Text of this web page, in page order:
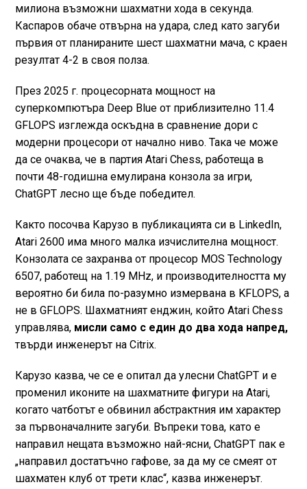
милиона възможни шахматни хода в секунда.
Каспаров обаче отвърна на удара, след като загуби
първия от планираните шест шахматни мача, с краен
резултат 4-2 в своя полза.
През 2025 г. процесорната мощност на
суперкомпютъра Deep Blue от приблизително 11.4
GFLOPS изглежда оскъдна в сравнение дори с
модерни процесори от начално ниво. Така че може
да се очаква, че в партия Atari Chess, работеща в
почти 48-годишна емулирана конзола за игри,
ChatGPT лесно ще бъде победител.
Както посочва Карузо в публикацията си в LinkedIn,
Atari 2600 има много малка изчислителна мощност.
Конзолата се захранва от процесор MOS Technology
6507, работещ на 1.19 MHz, и производителността му
вероятно би била по-разумно измервана в KFLOPS, а
не в GFLOPS. Шахматният енджин, който Atari Chess
управлява,мисли само с един до два хода напред,
твърди инженерът на Citrix.
Карузо казва, че се е опитал да улесни ChatGPT и е
променил иконите на шахматните фигури на Atari,
когато чатботът е обвинил абстрактния им характер
за първоначалните загуби. Въпреки това, като е
направил нещата възможно най-ясни, ChatGPT пак е
„направил достатъчно гафове, за да му се смеят от
шахматен клуб от трети клас“, казва инженерът.